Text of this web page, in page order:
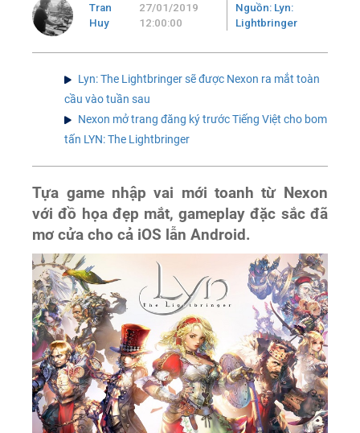
Tran
Huy
27/01/2019
12:00:00
Nguồn: Lyn:
Lightbringer
Lyn: The Lightbringer sẽ được Nexon ra mắt toàn
cầu vào tuần sau
Nexon mở trang đăng ký trước Tiếng Việt cho bom
tấn LYN: The Lightbringer
Tựa game nhập vai mới toanh từ Nexon
với đồ họa đẹp mắt, gameplay đặc sắc đã
mơ cửa cho cả iOS lẫn Android.